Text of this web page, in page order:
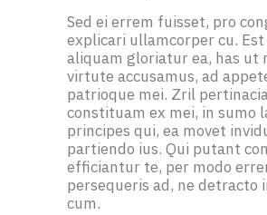
Sed ei errem fuisset, pro
explicari ullamcorper cu. Est
aliquam gloriatur ea, has ut
virtute accusamus, ad
patrioque mei. Zril
constituam ex mei, in sumo
principes qui, ea movet
partiendo ius. Qui putant
efficiantur te, per modo
persequeris ad, ne detracto
cum.